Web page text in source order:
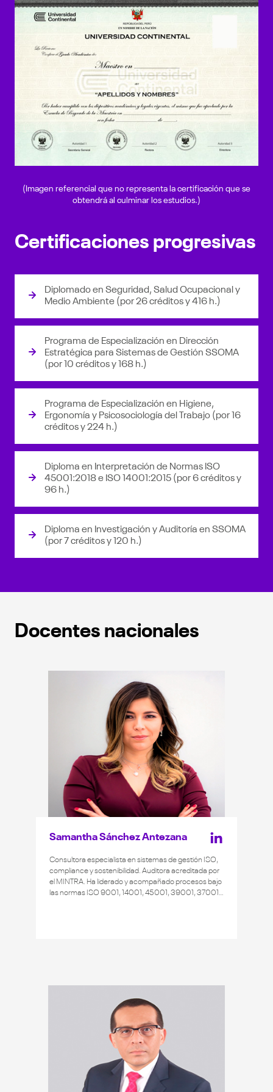
(Imagen referencial que no representa la certificación que se
obtendrá al culminar los estudios.)
Certificaciones progresivas
Diplomado en Seguridad, Salud Ocupacional y
Medio Ambiente (por 26 créditos y 416 h.)
Programa de Especialización en Dirección
Estratégica para Sistemas de Gestión SSOMA
(por 10 créditos y 168 h.)
Programa de Especialización en Higiene,
Ergonomía y Psicosociología del Trabajo (por 16
créditos y 224 h.)
Diploma en Interpretación de Normas ISO
45001:2018 e ISO 14001:2015 (por 6 créditos y
96 h.)
Diploma en Investigación y Auditoría en SSOMA
(por 7 créditos y 120 h.)
Docentes nacionales
Samantha Sánchez Antezana
Consultora especialista en sistemas de gestión ISO,
compliance y sostenibilidad. Auditora acreditada por
el MINTRA. Ha liderado y acompañado procesos bajo
las normas ISO 9001, 14001, 45001, 39001, 37001 y